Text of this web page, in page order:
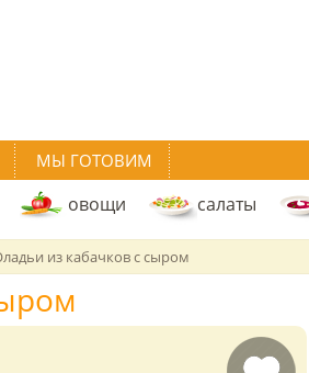
МЫ ГОТОВИМ
овощи салаты
из кабачков с сыром